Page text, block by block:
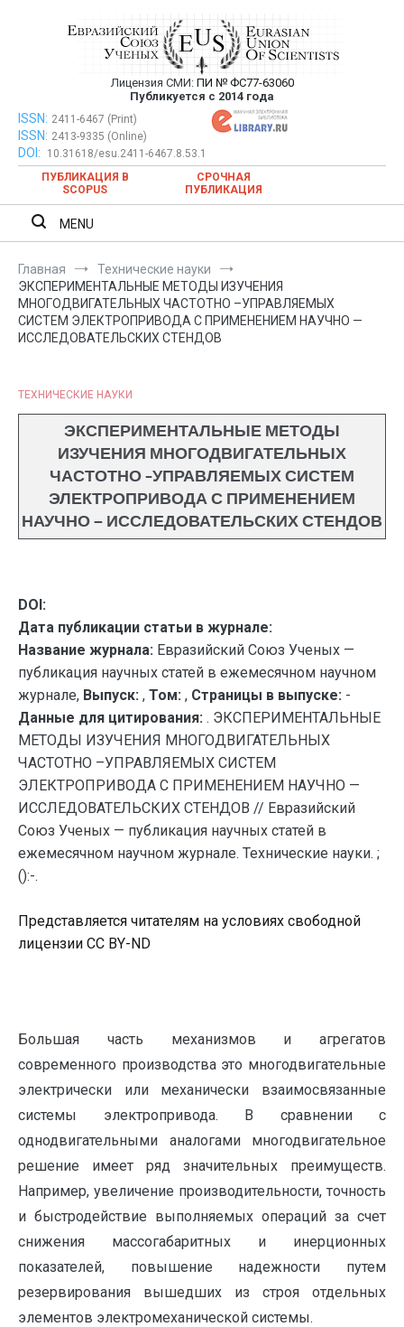
Евразийский Союз Ученых —
публикация научных статей в
ежемесячном научном журнале
Лицензия СМИ: ПИ № ФС77-63060
Публикуется с 2014 года
Евразийский Союз Ученых — публикация научных статей в
ежемесячном научном журнале
ISSN: 2411-6467 (Print)
ISSN: 2413-9335 (Online)
DOI:
10.31618/esu.2411-6467.8.53.1
ПУБЛИКАЦИЯ В
SCOPUS
СРОЧНАЯ
ПУБЛИКАЦИЯ
MENU
Главная
Технические науки
ЭКСПЕРИМЕНТАЛЬНЫЕ МЕТОДЫ ИЗУЧЕНИЯ
МНОГОДВИГАТЕЛЬНЫХ ЧАСТОТНО –УПРАВЛЯЕМЫХ
СИСТЕМ ЭЛЕКТРОПРИВОДА С ПРИМЕНЕНИЕМ НАУЧНО —
ИССЛЕДОВАТЕЛЬСКИХ СТЕНДОВ
ТЕХНИЧЕСКИЕ НАУКИ
ЭКСПЕРИМЕНТАЛЬНЫЕ МЕТОДЫ
ИЗУЧЕНИЯ МНОГОДВИГАТЕЛЬНЫХ
ЧАСТОТНО –УПРАВЛЯЕМЫХ СИСТЕМ
ЭЛЕКТРОПРИВОДА С ПРИМЕНЕНИЕМ
НАУЧНО — ИССЛЕДОВАТЕЛЬСКИХ СТЕНДОВ
DOI:
Дата публикации статьи в журнале:
Название журнала: Евразийский Союз Ученых —
публикация научных статей в ежемесячном научном
журнале, Выпуск: , Том: , Страницы в выпуске: -
Данные для цитирования: . ЭКСПЕРИМЕНТАЛЬНЫЕ
МЕТОДЫ ИЗУЧЕНИЯ МНОГОДВИГАТЕЛЬНЫХ
ЧАСТОТНО –УПРАВЛЯЕМЫХ СИСТЕМ
ЭЛЕКТРОПРИВОДА С ПРИМЕНЕНИЕМ НАУЧНО —
ИССЛЕДОВАТЕЛЬСКИХ СТЕНДОВ // Евразийский
Союз Ученых — публикация научных статей в
ежемесячном научном журнале. Технические науки. ;
():-.
Представляется читателям на условиях свободной
лицензии CC BY-ND
Большая часть механизмов и агрегатов
современного производства это многодвигательные
электрически или механически взаимосвязанные
системы электропривода. В сравнении с
однодвигательными аналогами многодвигательное
решение имеет ряд значительных преимуществ.
Например, увеличение производительности, точность
и быстродействие выполняемых операций за счет
снижения массогабаритных и инерционных
показателей, повышение надежности путем
резервирования вышедших из строя отдельных
элементов электромеханической системы.